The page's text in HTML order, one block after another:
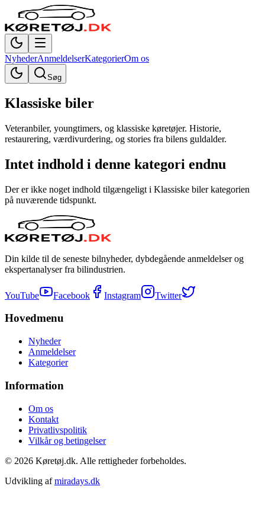
NyhederAnmeldelserKategorierOm os
Søg
Klassiske biler
Veteranbiler, youngtimers, og klassiske køretøjer. Historie,
restaurering, værdivurdering, og stories fra bilens guldalder.
Intet indhold i denne kategori endnu
Der er ikke noget indhold tilgængeligt i Klassiske bilerkategorien
på nuværende tidspunkt.
Din kilde til de seneste bilnyheder, dybdegående anmeldelser og
ekspertanalyser fra bilindustrien.
YouTube Facebook Instagram Twitter
Hovedmenu
Nyheder
Anmeldelser
Kategorier
Information
Om os
Kontakt
Privatlivspolitik
Vilkår og betingelser
© 2026 Køretøj.dk. Alle rettigheder forbeholdes.
Udvikling afmiradays.dk